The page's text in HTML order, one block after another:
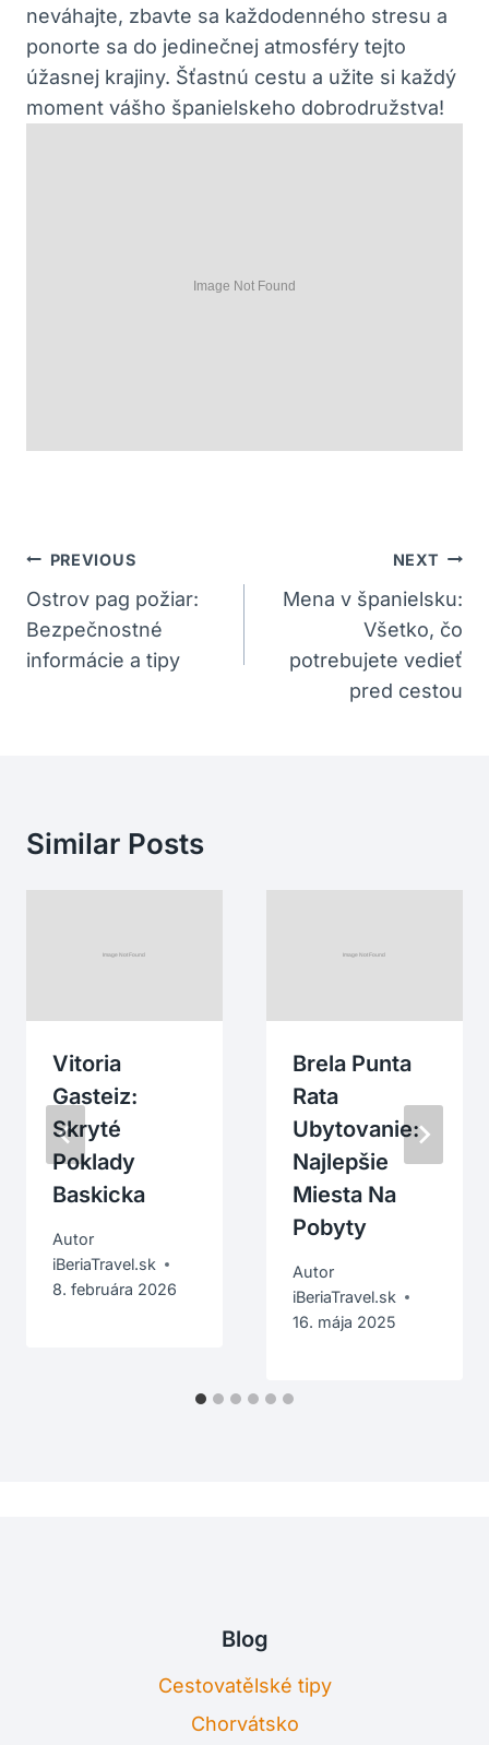
neváhajte, zbavte sa každodenného stresu a
ponorte sa do jedinečnej atmosféry tejto
úžasnej krajiny. Šťastnú cestu a užite si každý
moment vášho španielskeho dobrodružstva!
Navigácia
V
Článku
PREVIOUS
Ostrov pag požiar:
Bezpečnostné
informácie a tipy
NEXT
Mena v španielsku:
Všetko, čo
potrebujete vedieť
pred cestou
Similar Posts
Vitoria
Gasteiz:
Skryté
Poklady
Baskicka
Autor
iBeriaTravel.sk
8. februára 2026
Brela Punta
Rata
Ubytovanie:
Najlepšie
Miesta Na
Pobyty
Autor
iBeriaTravel.sk
16. mája 2025
Blog
Cestovatělské tipy
Chorvátsko